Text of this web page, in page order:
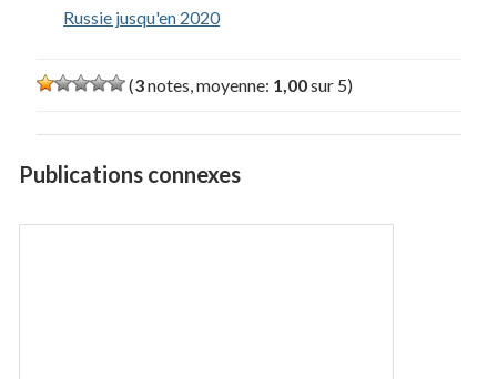
Russie jusqu'en 2020
(3notes, moyenne: 1,00sur 5)
Publications connexes